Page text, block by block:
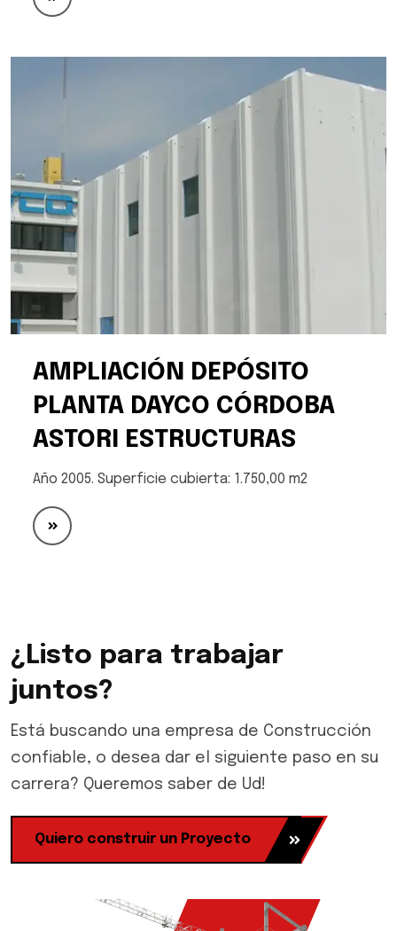
AMPLIACIÓN DEPÓSITO
PLANTA DAYCO CÓRDOBA
ASTORI ESTRUCTURAS
Año 2005. Superficie cubierta: 1.750,00 m2
¿Listo para trabajar
juntos?
Está buscando una empresa de Construcción
confiable, o desea dar el siguiente paso en su
carrera? Queremos saber de Ud!
Quiero construir un Proyecto